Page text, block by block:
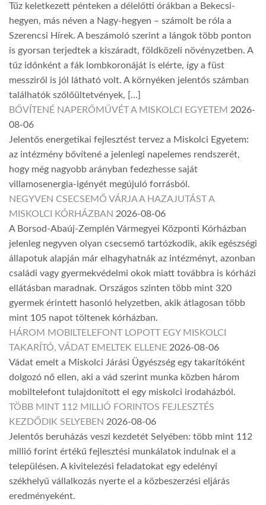
Tűz keletkezett pénteken a délelőtti órákban a Bekecsi-
hegyen, más néven a Nagy-hegyen – számolt be róla a
Szerencsi Hírek. A beszámoló szerint a lángok több ponton
is gyorsan terjedtek a kiszáradt, földközeli növényzetben. A
tűz időnként a fák lombkoronáját is elérte, így a füst
messziről is jól látható volt. A környéken jelentős számban
találhatók szőlőültetvények, […]
BŐVÍTENÉ NAPERŐMŰVÉT A MISKOLCI EGYETEM 2026-
08-06
Jelentős energetikai fejlesztést tervez a Miskolci Egyetem:
az intézmény bővítené a jelenlegi napelemes rendszerét,
hogy még nagyobb arányban fedezhesse saját
villamosenergia-igényét megújuló forrásból.
NEGYVEN CSECSEMŐ VÁRJA A HAZAJUTÁST A
MISKOLCI KÓRHÁZBAN 2026-08-06
A Borsod-Abaúj-Zemplén Vármegyei Központi Kórházban
jelenleg negyven olyan csecsemő tartózkodik, akik egészségi
állapotuk alapján már elhagyhatnák az intézményt, azonban
családi vagy gyermekvédelmi okok miatt továbbra is kórházi
ellátásban maradnak. Országos szinten több mint 320
gyermek érintett hasonló helyzetben, akik átlagosan több
mint 105 napot töltenek kórházban.
HÁROM MOBILTELEFONT LOPOTT EGY MISKOLCI
TAKARÍTÓ, VÁDAT EMELTEK ELLENE 2026-08-06
Vádat emelt a Miskolci Járási Ügyészség egy takarítóként
dolgozó nő ellen, aki a vád szerint munka közben három
mobiltelefont tulajdonított el egy miskolci irodaházból.
TÖBB MINT 112 MILLIÓ FORINTOS FEJLESZTÉS
KEZDŐDIK SELYEBEN 2026-08-06
Jelentős beruházás veszi kezdetét Selyében: több mint 112
millió forint értékű fejlesztési munkálatok indulnak el a
településen. A kivitelezési feladatokat egy edelényi
székhelyű vállalkozás nyerte el a közbeszerzési eljárás
eredményeként.